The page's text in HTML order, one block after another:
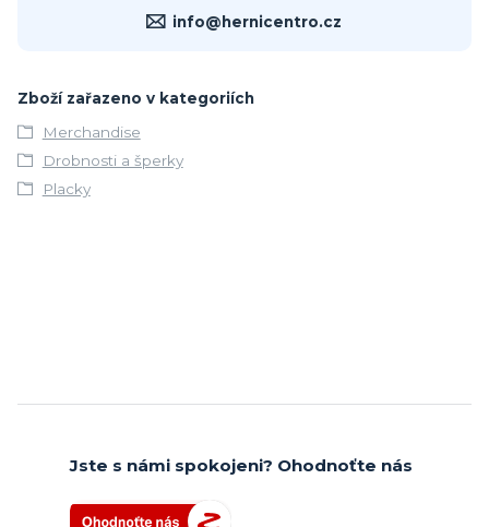
info@hernicentro.cz
Zboží zařazeno v kategoriích
Merchandise
Drobnosti a šperky
Placky
Jste s námi spokojeni? Ohodnoťte nás